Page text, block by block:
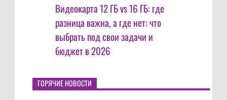
Видеокарта 12 ГБ vs 16 ГБ: где
разница важна, а где нет: что
выбрать под свои задачи и
бюджет в 2026
ГОРЯЧИЕ НОВОСТИ